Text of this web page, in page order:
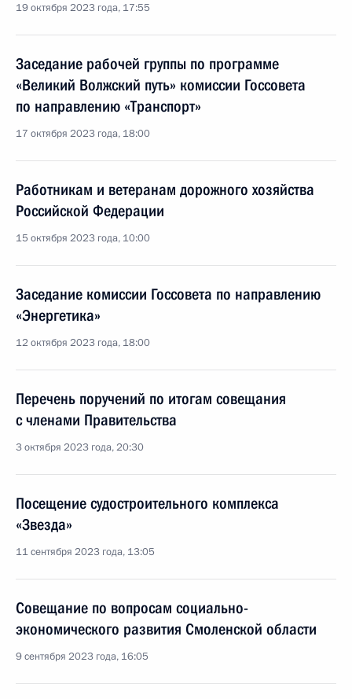
19 октября 2023 года, 17:55
Заседание рабочей группы по программе
«Великий Волжский путь» комиссии Госсовета
по направлению «Транспорт»
17 октября 2023 года, 18:00
Работникам и ветеранам дорожного хозяйства
Российской Федерации
15 октября 2023 года, 10:00
Заседание комиссии Госсовета по направлению
«Энергетика»
12 октября 2023 года, 18:00
Перечень поручений по итогам совещания
с членами Правительства
3 октября 2023 года, 20:30
Посещение судостроительного комплекса
«Звезда»
11 сентября 2023 года, 13:05
Совещание по вопросам социально-
экономического развития Смоленской области
9 сентября 2023 года, 16:05